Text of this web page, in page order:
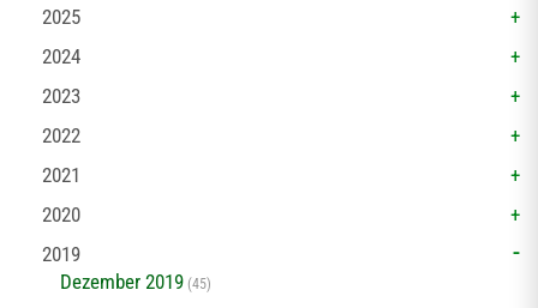
2025
2024
2023
2022
2021
2020
2019
Dezember 2019 (45)